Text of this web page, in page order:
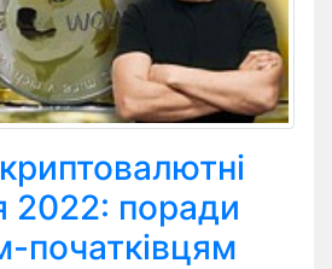
2022: поради
початківцям